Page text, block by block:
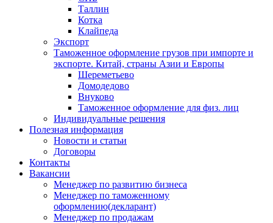
Таллин
Котка
Клайпеда
Экспорт
Таможенное оформление грузов при импорте и
экспорте. Китай, страны Азии и Европы
Шереметьево
Домодедово
Внуково
Таможенное оформление для физ. лиц
Индивидуальные решения
Полезная информация
Новости и статьи
Договоры
Контакты
Вакансии
Менеджер по развитию бизнеса
Менеджер по таможенному
оформлению(декларант)
Менеджер по продажам